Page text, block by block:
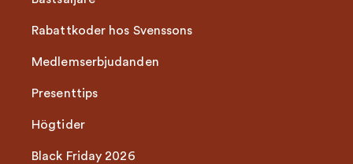
Rabattkoder hos Svenssons
Medlemserbjudanden
Presenttips
Högtider
Black Friday 2026